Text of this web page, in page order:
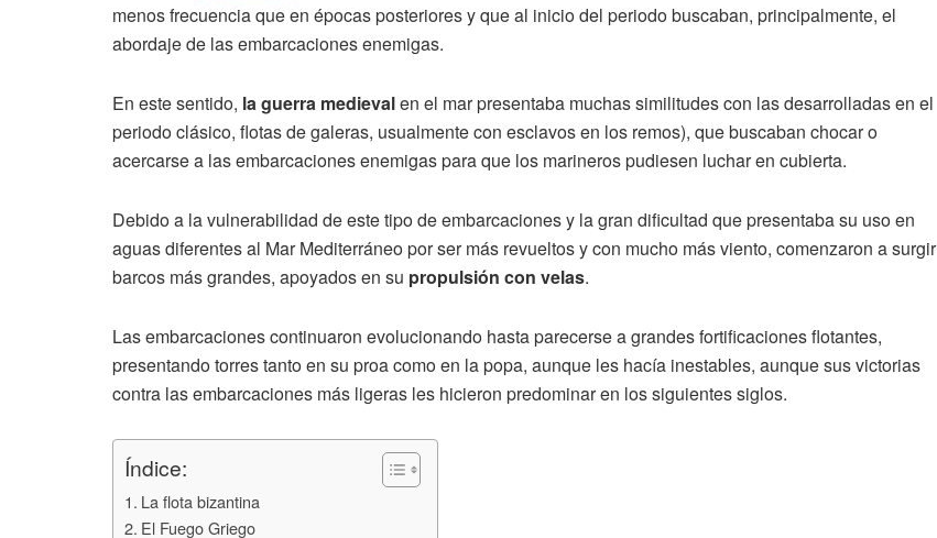
menos frecuencia que en épocas posteriores y que al inicio del periodo buscaban, principalmente, el
abordaje de las embarcaciones enemigas.
En este sentido, la guerra medievalen el mar presentaba muchas similitudes con las desarrolladas en el
periodo clásico, flotas de galeras, usualmente con esclavos en los remos), que buscaban chocar o
acercarse a las embarcaciones enemigas para que los marineros pudiesen luchar en cubierta.
Debido a la vulnerabilidad de este tipo de embarcaciones y la gran dificultad que presentaba su uso en
aguas diferentes al Mar Mediterráneo por ser más revueltos y con mucho más viento, comenzaron a surgir
barcos más grandes, apoyados en su propulsión con velas.
Las embarcaciones continuaron evolucionando hasta parecerse a grandes fortificaciones flotantes,
presentando torres tanto en su proa como en la popa, aunque les hacía inestables, aunque sus victorias
contra las embarcaciones más ligeras les hicieron predominar en los siguientes siglos.
Índice:
La flota bizantina
El Fuego Griego